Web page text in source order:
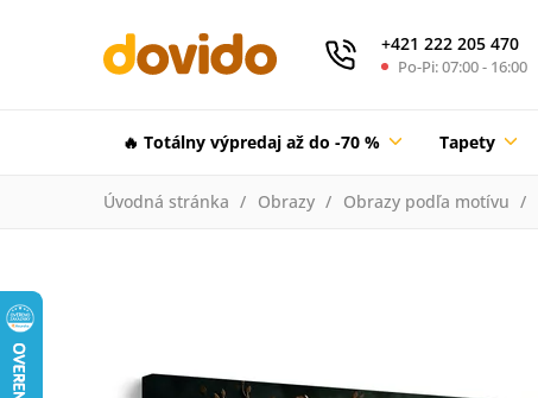
+421 222 205 470
Po-Pi: 07:00 - 16:00
🔥 Totálny výpredaj až do -70 % Tapety
Úvodná stránka Obrazy Obrazy podľa motívu